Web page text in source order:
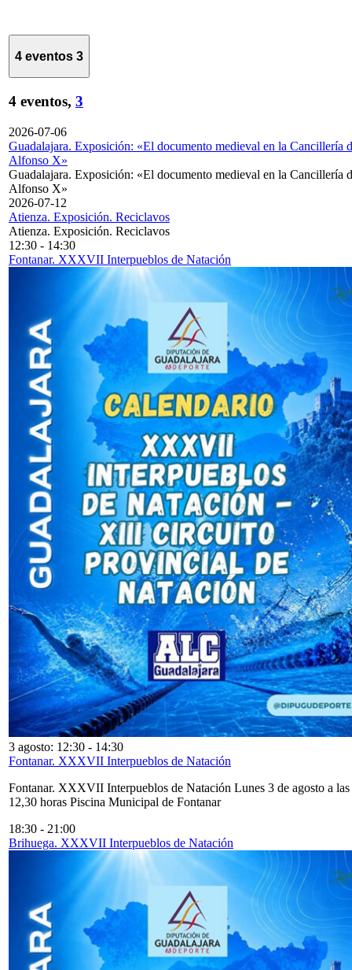
4 eventos 3
4 eventos, 3
2026-07-06
Guadalajara. Exposición: «El documento medieval en la Cancillería
Alfonso X»
Guadalajara. Exposición: «El documento medieval en la Cancillería
Alfonso X»
2026-07-12
Atienza. Exposición. Reciclavos
Atienza. Exposición. Reciclavos
12:30 - 14:30
Fontanar. XXXVII Interpueblos de Natación
3 agosto: 12:30 - 14:30
Fontanar. XXXVII Interpueblos de Natación
Fontanar. XXXVII Interpueblos de Natación Lunes 3 de agosto a las
12,30 horas Piscina Municipal de Fontanar
18:30 - 21:00
Brihuega. XXXVII Interpueblos de Natación